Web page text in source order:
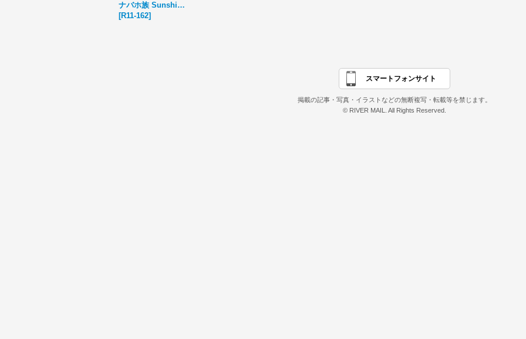
ナバホ族 Sunshine Reeves サンダーバード スタンプワーク バングル
[R11-162]
スマートフォンサイト
掲載の記事・写真・イラストなどの無断複写・転載等を禁じます。
© RIVER MAIL. All Rights Reserved.